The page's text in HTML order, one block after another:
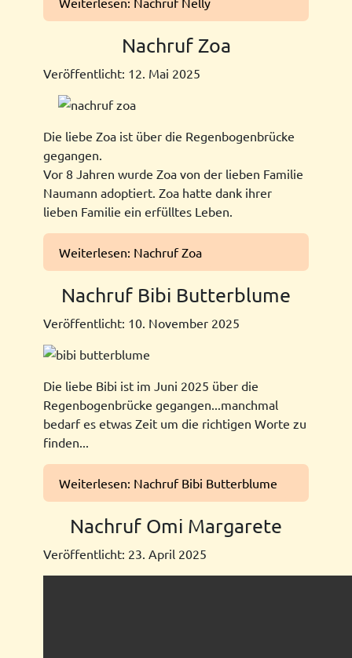
Nachruf Zoa
Veröffentlicht: 12. Mai 2025
Die liebe Zoa ist über die Regenbogenbrücke
gegangen.
Vor 8 Jahren wurde Zoa von der lieben Familie
Naumann adoptiert. Zoa hatte dank ihrer
lieben Familie ein erfülltes Leben.
Weiterlesen: Nachruf Zoa
Nachruf Bibi Butterblume
Veröffentlicht: 10. November 2025
Die liebe Bibi ist im Juni 2025 über die
Regenbogenbrücke gegangen...manchmal
bedarf es etwas Zeit um die richtigen Worte zu
finden...
Weiterlesen: Nachruf Bibi Butterblume
Nachruf Omi Margarete
Veröffentlicht: 23. April 2025